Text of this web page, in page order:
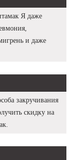
Я даже
и даже
закручивания
скидку на